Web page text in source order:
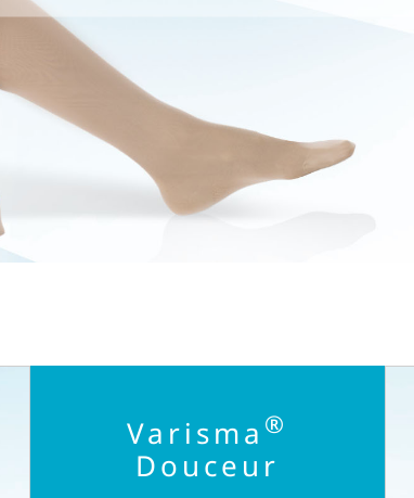
Varisma ®
Douceur